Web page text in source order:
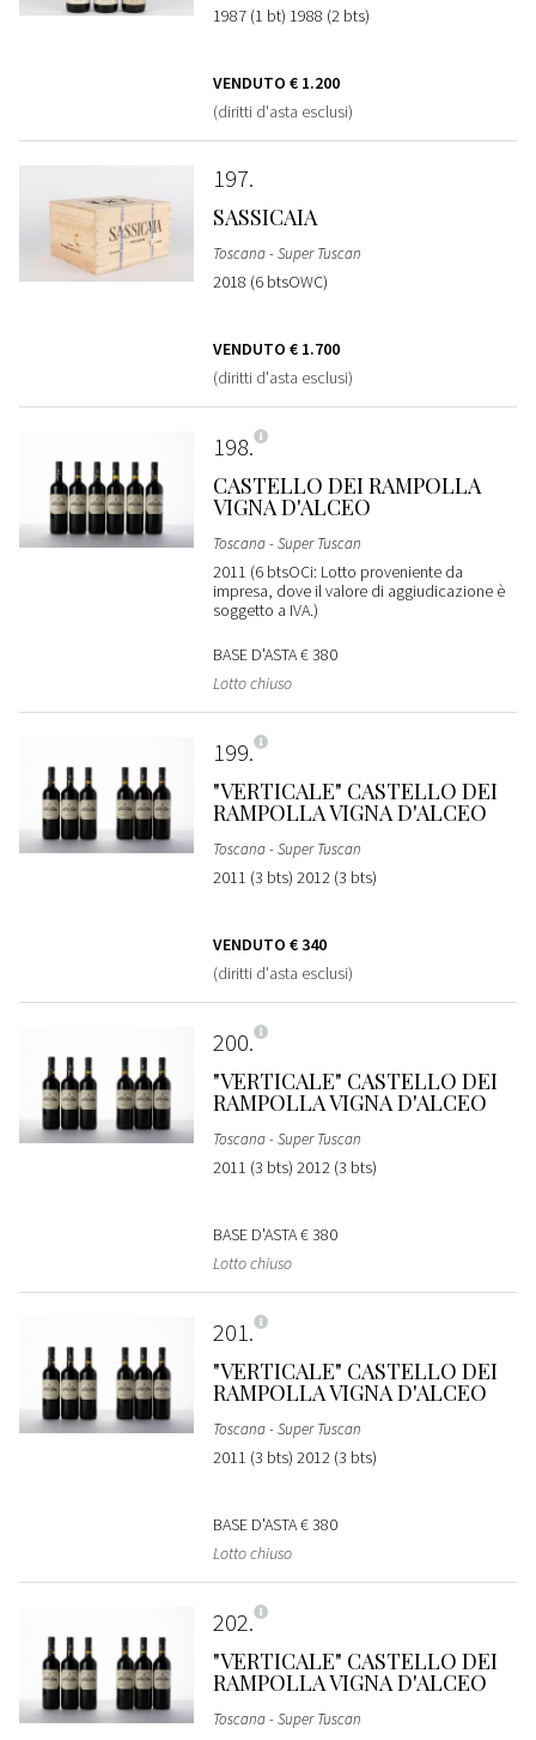
1987 (1 bt) 1988 (2 bts)
VENDUTO € 1.200
(diritti d'asta esclusi)
197
SASSICAIA
Toscana - Super Tuscan
2018 (6 btsOWC)
VENDUTO € 1.700
(diritti d'asta esclusi)
198
CASTELLO DEI RAMPOLLA
VIGNA D'ALCEO
Toscana - Super Tuscan
2011 (6 btsOCi: Lotto proveniente da
impresa, dove il valore di aggiudicazione è
soggetto a IVA.)
BASE D'ASTA€ 380
Lotto chiuso
199
"VERTICALE" CASTELLO DEI
RAMPOLLA VIGNA D'ALCEO
Toscana - Super Tuscan
2011 (3 bts) 2012 (3 bts)
VENDUTO € 340
(diritti d'asta esclusi)
200
"VERTICALE" CASTELLO DEI
RAMPOLLA VIGNA D'ALCEO
Toscana - Super Tuscan
2011 (3 bts) 2012 (3 bts)
BASE D'ASTA€ 380
Lotto chiuso
201
"VERTICALE" CASTELLO DEI
RAMPOLLA VIGNA D'ALCEO
Toscana - Super Tuscan
2011 (3 bts) 2012 (3 bts)
BASE D'ASTA€ 380
Lotto chiuso
202
"VERTICALE" CASTELLO DEI
RAMPOLLA VIGNA D'ALCEO
Toscana - Super Tuscan